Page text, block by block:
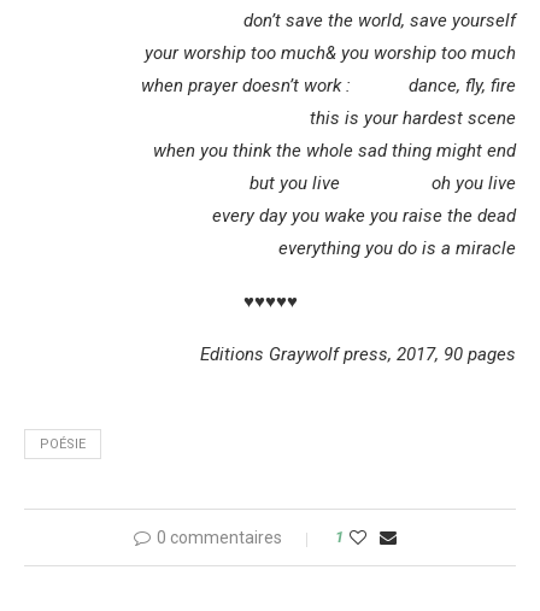
don’t save the world, save yourself
your worship too much& you worship too much
when prayer doesn’t work : dance, fly, fire
this is your hardest scene
when you think the whole sad thing might end
but you live oh you live
every day you wake you raise the dead
everything you do is a miracle
♥♥♥♥♥
Editions Graywolf press, 2017, 90 pages
POÉSIE
0 commentaires 1